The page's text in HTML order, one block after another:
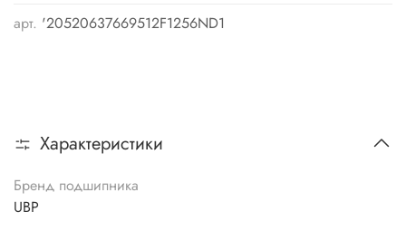
арт. '20520637669512F1256ND1
Характеристики
Бренд подшипника
UBP